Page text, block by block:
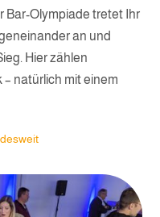
Bar-Olympiade tretet Ihr
an und
Hier zählen
natürlich mit einem